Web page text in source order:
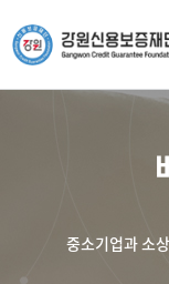
중소기업과 소